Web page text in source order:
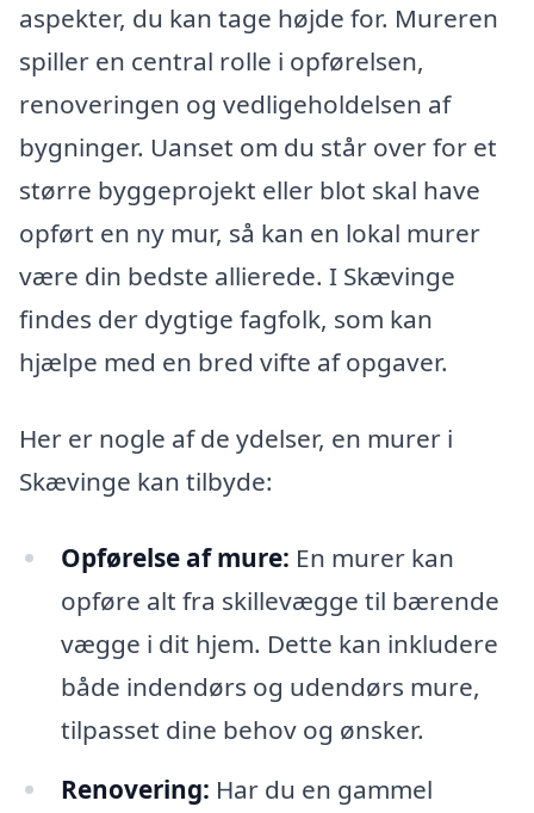
aspekter, du kan tage højde for. Mureren
spiller en central rolle i opførelsen,
renoveringen og vedligeholdelsen af
bygninger. Uanset om du står over for et
større byggeprojekt eller blot skal have
opført en ny mur, så kan en lokal murer
være din bedste allierede. I Skævinge
findes der dygtige fagfolk, som kan
hjælpe med en bred vifte af opgaver.
Her er nogle af de ydelser, en murer i
Skævinge kan tilbyde:
Opførelse af mure: En murer kan
opføre alt fra skillevægge til bærende
vægge i dit hjem. Dette kan inkludere
både indendørs og udendørs mure,
tilpasset dine behov og ønsker.
Renovering: Har du en gammel